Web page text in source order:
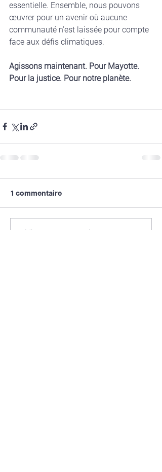
essentielle. Ensemble, nous pouvons
œuvrer pour un avenir où aucune
communauté n’est laissée pour compte
face aux défis climatiques.
Agissons maintenant. Pour Mayotte.
Pour la justice. Pour notre planète.
1 commentaire
Rédigez un commentaire...